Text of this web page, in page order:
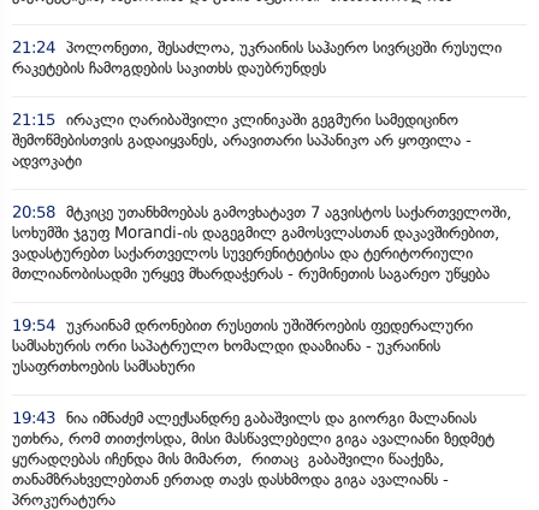
21:24 პოლონეთი, შესაძლოა, უკრაინის საჰაერო სივრცეში რუსული
რაკეტების ჩამოგდების საკითხს დაუბრუნდეს
21:15 ირაკლი ღარიბაშვილი კლინიკაში გეგმური სამედიცინო
შემოწმებისთვის გადაიყვანეს, არავითარი საპანიკო არ ყოფილა -
ადვოკატი
20:58 მტკიცე უთანხმოებას გამოვხატავთ 7 აგვისტოს საქართველოში,
სოხუმში ჯგუფ Morandi-ის დაგეგმილ გამოსვლასთან დაკავშირებით,
ვადასტურებთ საქართველოს სუვერენიტეტისა და ტერიტორიული
მთლიანობისადმი ურყევ მხარდაჭერას - რუმინეთის საგარეო უწყება
19:54 უკრაინამ დრონებით რუსეთის უშიშროების ფედერალური
სამსახურის ორი საპატრულო ხომალდი დააზიანა - უკრაინის
უსაფრთხოების სამსახური
19:43 ნია იმნაძემ ალექსანდრე გაბაშვილს და გიორგი მალანიას
უთხრა, რომ თითქოსდა, მისი მასწავლებელი გიგა ავალიანი ზედმეტ
ყურადღებას იჩენდა მის მიმართ, რითაც გაბაშვილი წააქეზა,
თანამზრახველებთან ერთად თავს დასხმოდა გიგა ავალიანს -
პროკურატურა